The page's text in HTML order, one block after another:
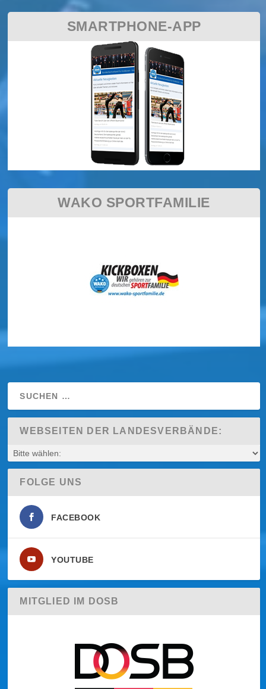
SMARTPHONE-APP
WAKO SPORTFAMILIE
WEBSEITEN DER LANDESVERBÄNDE:
FOLGE UNS
FACEBOOK
YOUTUBE
MITGLIED IM DOSB